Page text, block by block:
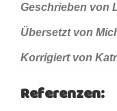
Geschrieben von
Übersetzt von
Korrigiert von
Referenzen: